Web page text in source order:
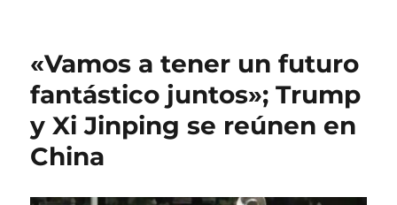
«Vamos a tener un futuro
fantástico juntos»; Trump
y Xi Jinping se reúnen en
China